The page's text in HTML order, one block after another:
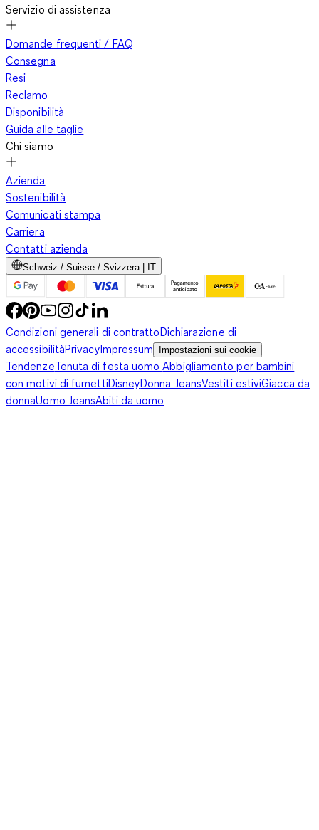
Servizio di assistenza
Domande frequenti / FAQ
Consegna
Resi
Reclamo
Disponibilità
Guida alle taglie
Chi siamo
Azienda
Sostenibilità
Comunicati stampa
Carriera
Contatti azienda
Schweiz / Suisse / Svizzera | IT
Condizioni generali di contrattoDichiarazione di
accessibilitàPrivacyImpressum Impostazioni sui cookie
TendenzeTenuta di festa uomoAbbigliamento per bambini
con motivi di fumettiDisneyDonna JeansVestiti estiviGiacca da
donnaUomo JeansAbiti da uomo